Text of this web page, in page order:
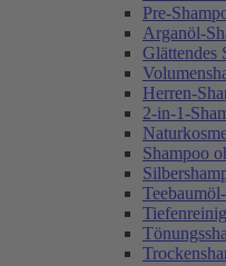
Pre-
Arganöl-
Glättendes
Herren-
2-in-1-
Shampoo